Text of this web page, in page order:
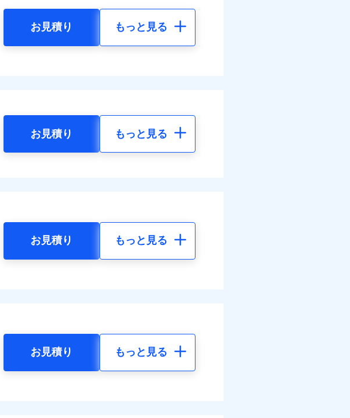
お見積り もっと見る
お見積り もっと見る
お見積り もっと見る
お見積り もっと見る